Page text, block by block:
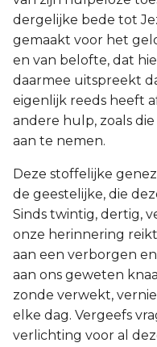
dergelijke bede tot
gemaakt voor het
en van belofte, dat
daarmee uitspreekt
eigenlijk reeds heeft
andere hulp, zoals
aan te nemen.
Deze stoffelijke
de geestelijke, die
Sinds twintig, dertig,
onze herinnering
aan een verborgen
aan ons geweten
zonde verwekt,
elke dag. Vergeefs
verlichting voor al